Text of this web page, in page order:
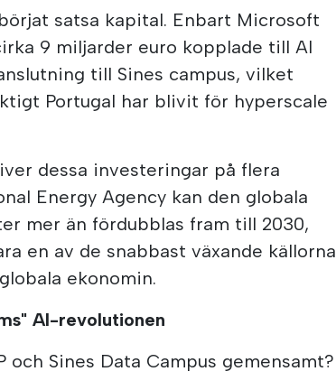
satsa kapital. Enbart Microsoft
9 miljarder euro kopplade till AI
till Sines campus, vilket
Portugal har blivit för hyperscale
dessa investeringar på flera
Energy Agency kan den globala
mer än fördubblas fram till 2030,
en av de snabbast växande källorna
ekonomin.
AI-revolutionen
och Sines Data Campus gemensamt?